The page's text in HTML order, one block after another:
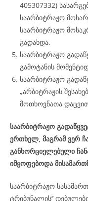
405307332)
საარბიტრაჟო
საარბიტრაჟო
გადახდა.
საარბიტრაჟო
გამოტანის
საარბიტრაჟო
„არბიტრაჟის
მოთხოვნათა
საარბიტრაჟო
ერთხელ, მაგრამ ვერ
განხორციელებული
იმყოფებოდა
საარბიტრაჟო
ტრიბუნალის’’